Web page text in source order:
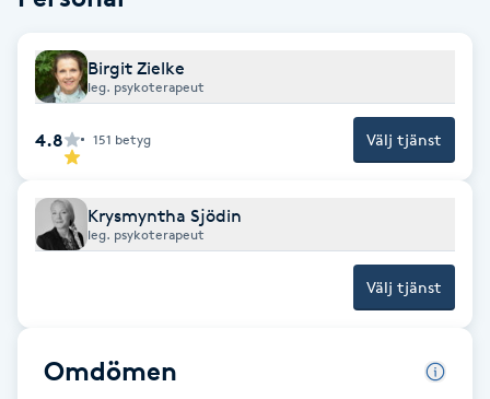
Cryoterapi
Damklippning
Dermapen
Enzympeeling
Birgit Zielke
leg. psykoterapeut
4.8 151 betyg Välj tjänst
Krysmyntha Sjödin
leg. psykoterapeut
Välj tjänst
Omdömen